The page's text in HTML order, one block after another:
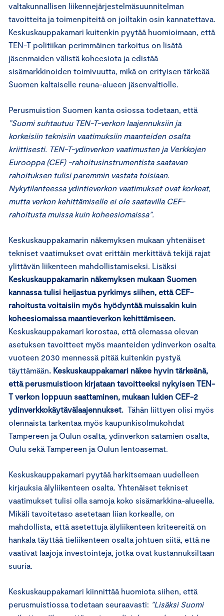
valtakunnallisen liikennejärjestelmäsuunnitelman
tavoitteita ja toimenpiteitä on joiltakin osin kannatettava.
Keskuskauppakamari kuitenkin pyytää huomioimaan, että
TEN-T politiikan perimmäinen tarkoitus on lisätä
jäsenmaiden välistä koheesiota ja edistää
sisämarkkinoiden toimivuutta, mikä on erityisen tärkeää
Suomen kaltaiselle reuna-alueen jäsenvaltiolle.
Perusmuistion Suomen kanta osiossa todetaan, että
”Suomi suhtautuu TEN-T-verkon laajennuksiin ja
korkeisiin teknisiin vaatimuksiin maanteiden osalta
kriittisesti. TEN-T-ydinverkon vaatimusten ja Verkkojen
Eurooppa (CEF) -rahoitusinstrumentista saatavan
rahoituksen tulisi paremmin vastata toisiaan.
Nykytilanteessa ydintieverkon vaatimukset ovat korkeat,
mutta verkon kehittämiselle ei ole saatavilla CEF-
rahoitusta muissa kuin koheesiomaissa”.
Keskuskauppakamarin näkemyksen mukaan yhtenäiset
tekniset vaatimukset ovat erittäin merkittävä tekijä rajat
ylittävän liikenteen mahdollistamiseksi. Lisäksi
Keskuskauppakamarin näkemyksen mukaan Suomen
kannassa tulisi heijastua pyrkimys siihen, että CEF-
rahoitusta voitaisiin myös hyödyntää muissakin kuin
koheesiomaissa maantieverkon kehittämiseen.
Keskuskauppakamari korostaa, että olemassa olevan
asetuksen tavoitteet myös maanteiden ydinverkon osalta
vuoteen 2030 mennessä pitää kuitenkin pystyä
täyttämään. Keskuskauppakamari näkee hyvin tärkeänä,
että perusmuistioon kirjataan tavoitteeksi nykyisen TEN-
T verkon loppuun saattaminen, mukaan lukien CEF-2
ydinverkkokäytävälaajennukset. Tähän liittyen olisi myös
olennaista tarkentaa myös kaupunkisolmukohdat
Tampereen ja Oulun osalta, ydinverkon satamien osalta,
Oulu sekä Tampereen ja Oulun lentoasemat.
Keskuskauppakamari pyytää harkitsemaan uudelleen
kirjauksia älyliikenteen osalta. Yhtenäiset tekniset
vaatimukset tulisi olla samoja koko sisämarkkina-alueella.
Mikäli tavoitetaso asetetaan liian korkealle, on
mahdollista, että asetettuja älyliikenteen kriteereitä on
hankala täyttää tieliikenteen osalta johtuen siitä, että ne
vaativat laajoja investointeja, jotka ovat kustannuksiltaan
suuria.
Keskuskauppakamari kiinnittää huomiota siihen, että
perusmuistiossa todetaan seuraavasti: ”Lisäksi Suomi